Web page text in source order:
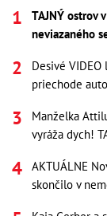
TAJNÝ ostrov
neviazaného
Desivé
priechode
Manželka
vyráža dych!
AKTUÁLNE
skončilo v